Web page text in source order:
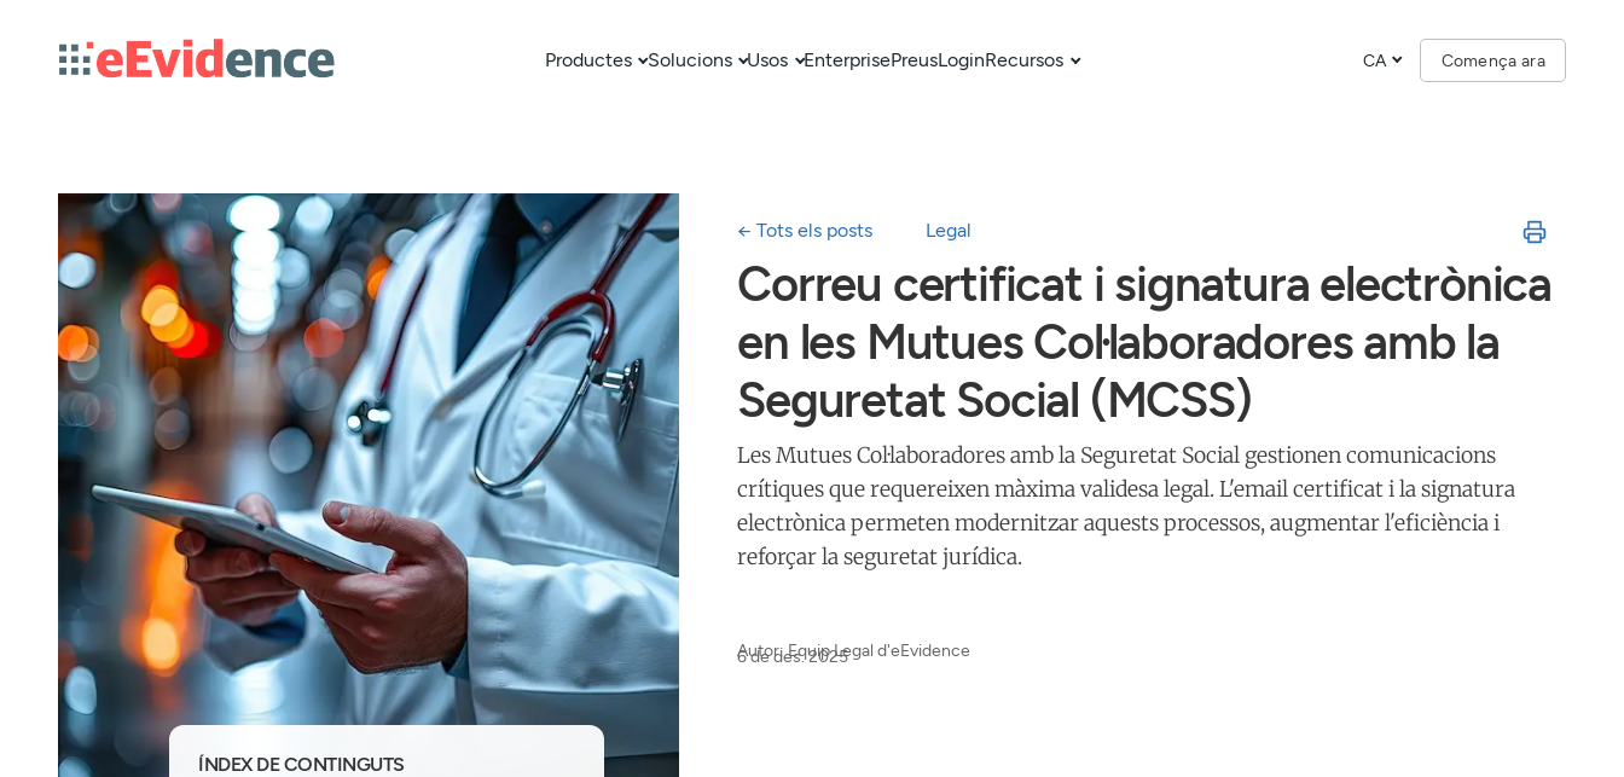
Productes Solucions Usos EnterprisePreusLoginRecursos CA Comença ara
ÍNDEX DE CONTINGUTS
← Tots els posts Legal
Correu certificat i signatura electrònica
en les Mutues Col·laboradores amb la
Seguretat Social (MCSS)
Les Mutues Col·laboradores amb la Seguretat Social gestionen comunicacions
crítiques que requereixen màxima validesa legal. L'email certificat i la signatura
electrònica permeten modernitzar aquests processos, augmentar l'eficiència i
reforçar la seguretat jurídica.
Autor: Equip Legal d'eEvidence
6 de des. 2025